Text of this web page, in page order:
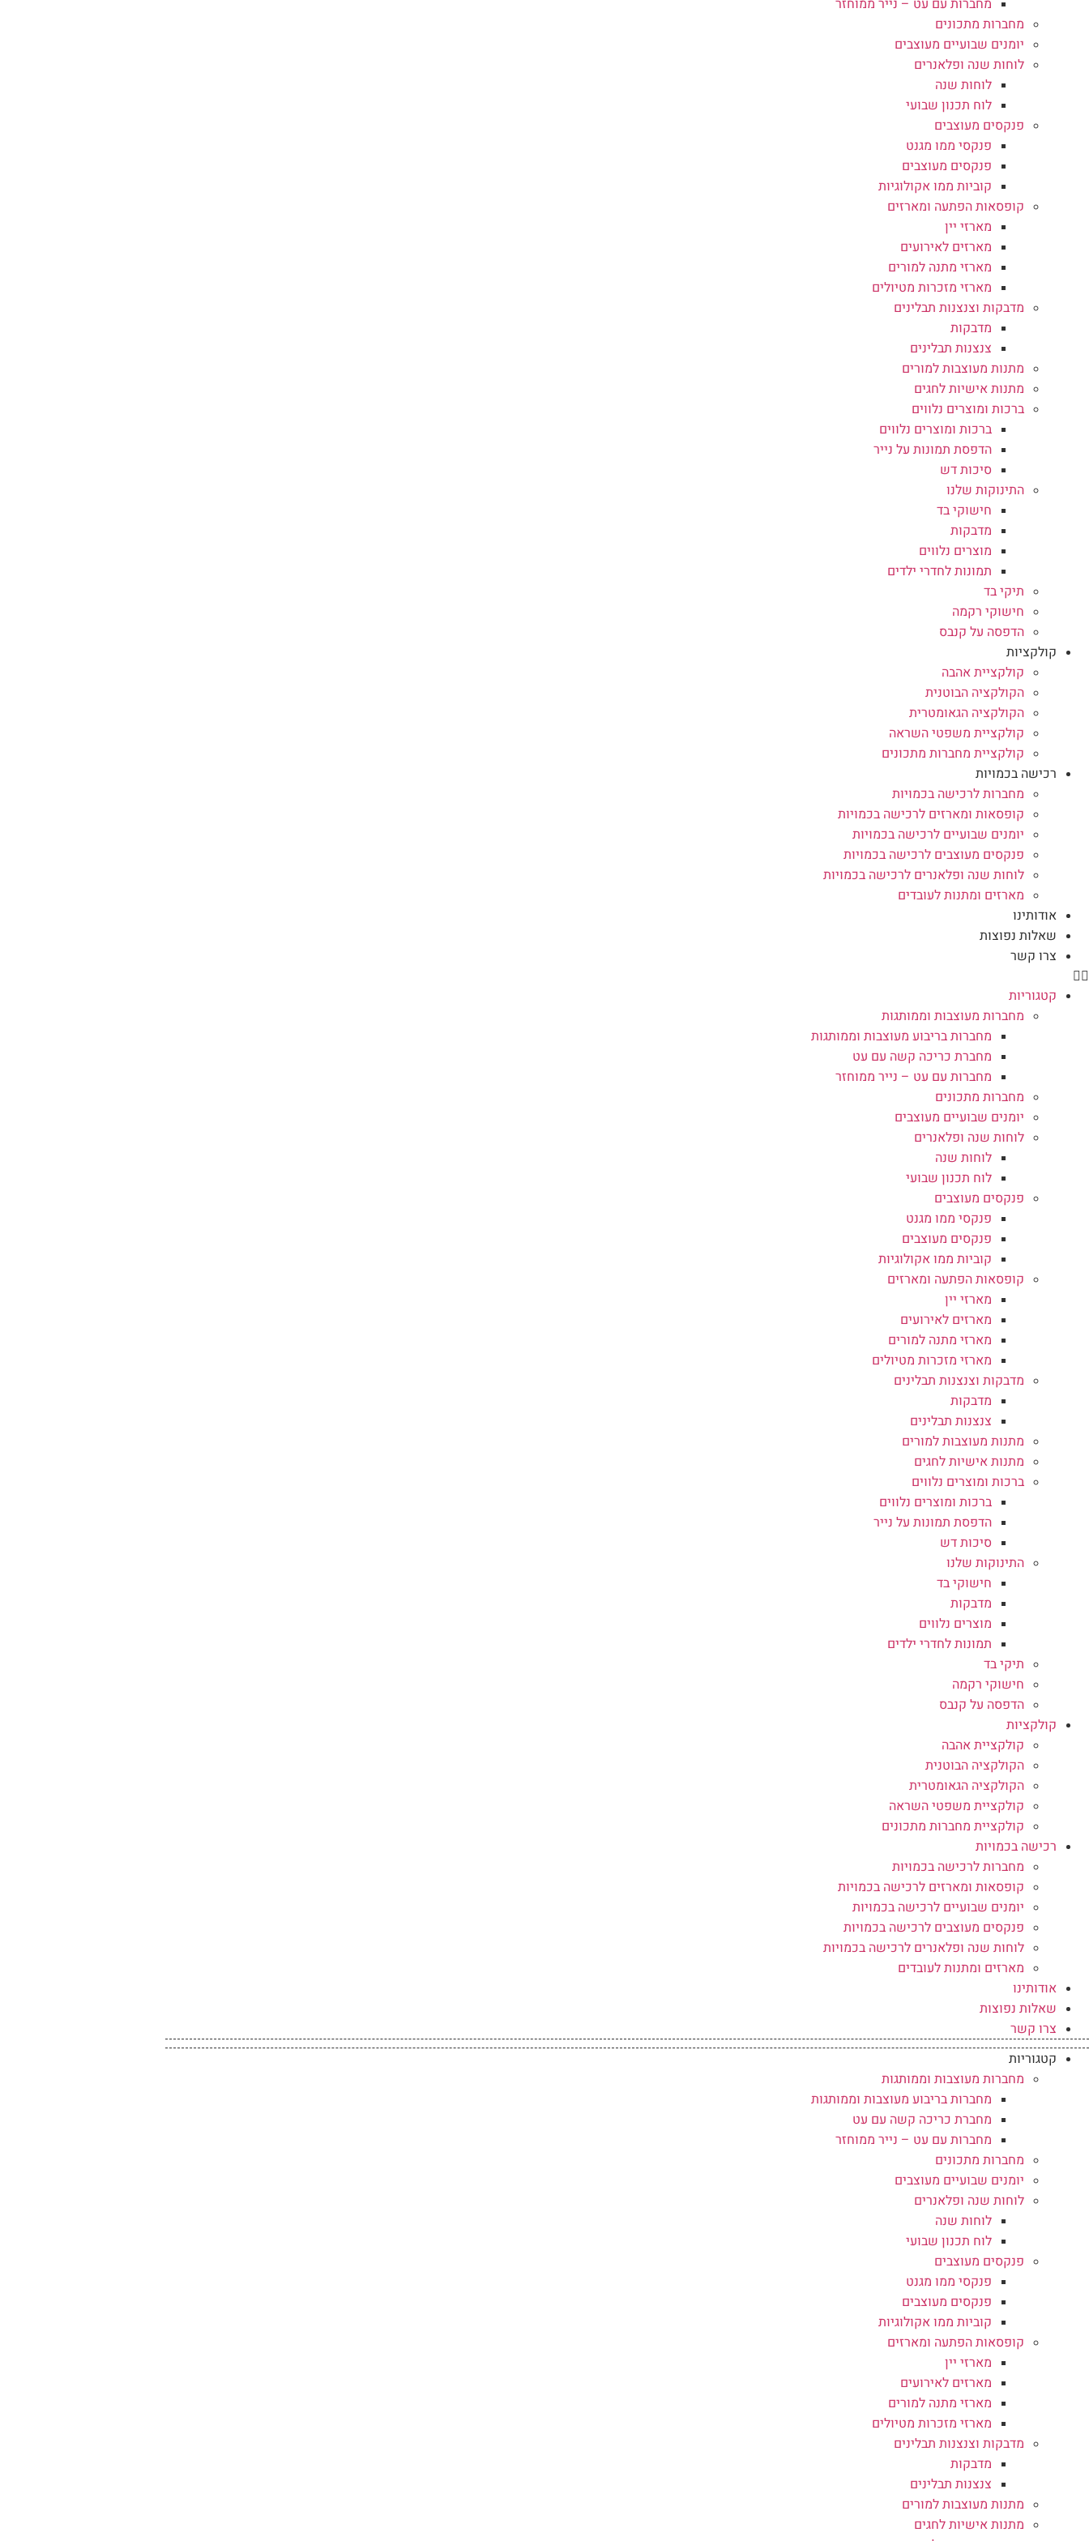
מחברות מתכונים
יומנים שבועיים מעוצבים
לוחות שנה ופלאנרים
לוחות שנה
לוח תכנון שבועי
פנקסים מעוצבים
פנקסי ממו מגנט
פנקסים מעוצבים
קוביות ממו אקולוגיות
קופסאות הפתעה ומארזים
מארזי יין
מארזים לאירועים
מארזי מתנה למורים
מארזי מזכרות מטיולים
מדבקות וצנצנות תבלינים
מדבקות
צנצנות תבלינים
מתנות מעוצבות למורים
מתנות אישיות לחגים
ברכות ומוצרים נלווים
ברכות ומוצרים נלווים
הדפסת תמונות על נייר
סיכות דש
התינוקות שלנו
חישוקי בד
מדבקות
מוצרים נלווים
תמונות לחדרי ילדים
תיקי בד
חישוקי רקמה
הדפסה על קנבס
קולקציות
קולקציית אהבה
הקולקציה הבוטנית
הקולקציה הגאומטרית
קולקציית משפטי השראה
קולקציית מחברות מתכונים
רכישה בכמויות
מחברות לרכישה בכמויות
קופסאות ומארזים לרכישה בכמויות
יומנים שבועיים לרכישה בכמויות
פנקסים מעוצבים לרכישה בכמויות
לוחות שנה ופלאנרים לרכישה בכמויות
מארזים ומתנות לעובדים
אודותינו
שאלות נפוצות
צרו קשר
קטגוריות
מחברות מעוצבות וממותגות
מחברות בריבוע מעוצבות וממותגות
מחברת כריכה קשה עם עט
מחברות עם עט – נייר ממוחזר
מחברות מתכונים
יומנים שבועיים מעוצבים
לוחות שנה ופלאנרים
לוחות שנה
לוח תכנון שבועי
פנקסים מעוצבים
פנקסי ממו מגנט
פנקסים מעוצבים
קוביות ממו אקולוגיות
קופסאות הפתעה ומארזים
מארזי יין
מארזים לאירועים
מארזי מתנה למורים
מארזי מזכרות מטיולים
מדבקות וצנצנות תבלינים
מדבקות
צנצנות תבלינים
מתנות מעוצבות למורים
מתנות אישיות לחגים
ברכות ומוצרים נלווים
ברכות ומוצרים נלווים
הדפסת תמונות על נייר
סיכות דש
התינוקות שלנו
חישוקי בד
מדבקות
מוצרים נלווים
תמונות לחדרי ילדים
תיקי בד
חישוקי רקמה
הדפסה על קנבס
קולקציות
קולקציית אהבה
הקולקציה הבוטנית
הקולקציה הגאומטרית
קולקציית משפטי השראה
קולקציית מחברות מתכונים
רכישה בכמויות
מחברות לרכישה בכמויות
קופסאות ומארזים לרכישה בכמויות
יומנים שבועיים לרכישה בכמויות
פנקסים מעוצבים לרכישה בכמויות
לוחות שנה ופלאנרים לרכישה בכמויות
מארזים ומתנות לעובדים
אודותינו
שאלות נפוצות
צרו קשר
קטגוריות
מחברות מעוצבות וממותגות
מחברות בריבוע מעוצבות וממותגות
מחברת כריכה קשה עם עט
מחברות עם עט – נייר ממוחזר
מחברות מתכונים
יומנים שבועיים מעוצבים
לוחות שנה ופלאנרים
לוחות שנה
לוח תכנון שבועי
פנקסים מעוצבים
פנקסי ממו מגנט
פנקסים מעוצבים
קוביות ממו אקולוגיות
קופסאות הפתעה ומארזים
מארזי יין
מארזים לאירועים
מארזי מתנה למורים
מארזי מזכרות מטיולים
מדבקות וצנצנות תבלינים
מדבקות
צנצנות תבלינים
מתנות מעוצבות למורים
מתנות אישיות לחגים